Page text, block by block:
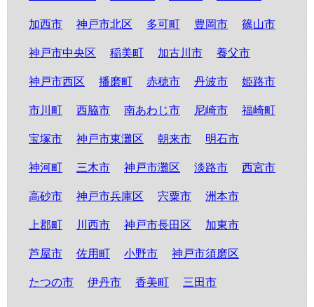
加西市 神戸市北区 多可町 豊岡市 篠山市
神戸市中央区 稲美町 加古川市 養父市
神戸市西区 播磨町 赤穂市 丹波市 姫路市
市川町 西脇市 南あわじ市 尼崎市 福崎町
宝塚市 神戸市東灘区 朝来市 明石市
神河町 三木市 神戸市灘区 淡路市 西宮市
高砂市 神戸市兵庫区 宍粟市 洲本市
上郡町 川西市 神戸市長田区 加東市
芦屋市 佐用町 小野市 神戸市須磨区
たつの市 伊丹市 香美町 三田市